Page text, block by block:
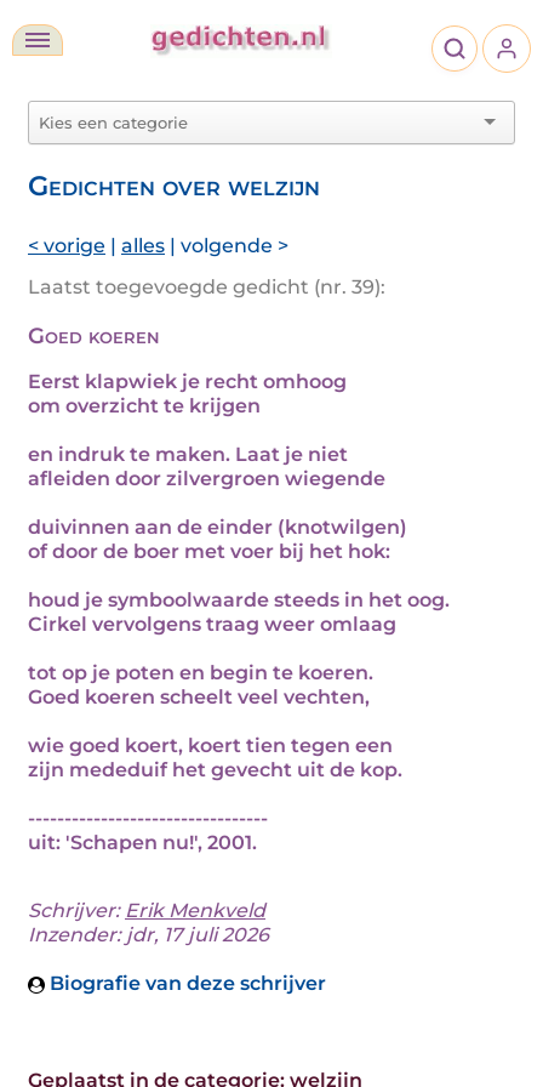
Gedichten over welzijn
< vorige | alles | volgende >
Laatst toegevoegde gedicht (nr. 39):
Goed koeren
Eerst klapwiek je recht omhoog
om overzicht te krijgen
en indruk te maken. Laat je niet
afleiden door zilvergroen wiegende
duivinnen aan de einder (knotwilgen)
of door de boer met voer bij het hok:
houd je symboolwaarde steeds in het oog.
Cirkel vervolgens traag weer omlaag
tot op je poten en begin te koeren.
Goed koeren scheelt veel vechten,
wie goed koert, koert tien tegen een
zijn mededuif het gevecht uit de kop.
---------------------------------
uit: 'Schapen nu!', 2001.
Schrijver: Erik Menkveld
Inzender: jdr, 17 juli 2026
Biografie van deze schrijver
Geplaatst in de categorie: welzijn